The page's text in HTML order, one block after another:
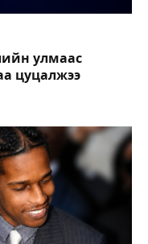
улмаас
цуцалжээ